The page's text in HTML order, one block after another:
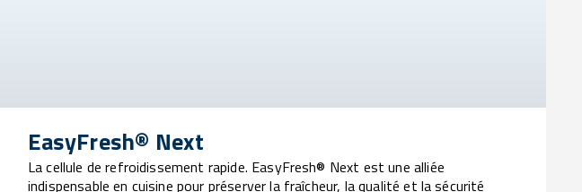
EasyFresh® Next
La cellule de refroidissement rapide. EasyFresh® Next est une alliée
indispensable en cuisine pour préserver la fraîcheur, la qualité et la sécurité